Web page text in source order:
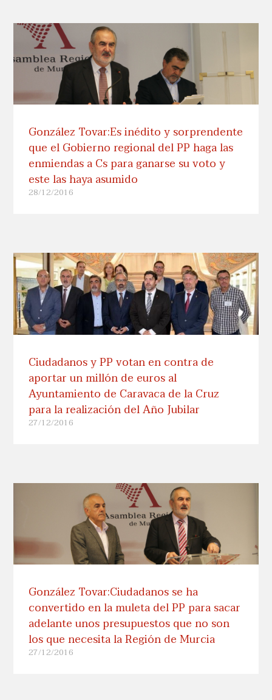
González Tovar:Es inédito y sorprendente
que el Gobierno regional del PP haga las
enmiendas a Cs para ganarse su voto y
este las haya asumido
28/12/2016
Ciudadanos y PP votan en contra de
aportar un millón de euros al
Ayuntamiento de Caravaca de la Cruz
para la realización del Año Jubilar
27/12/2016
González Tovar:Ciudadanos se ha
convertido en la muleta del PP para sacar
adelante unos presupuestos que no son
los que necesita la Región de Murcia
27/12/2016